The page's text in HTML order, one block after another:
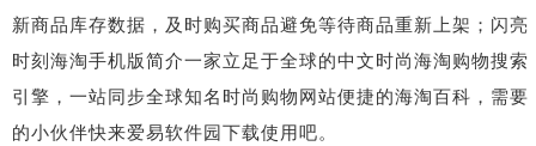
新商品库存数据，及时购买商品避免等待商品重新上架；闪亮
时刻海淘手机版简介一家立足于全球的中文时尚海淘购物搜索
引擎，一站同步全球知名时尚购物网站便捷的海淘百科，需要
的小伙伴快来爱易软件园下载使用吧。